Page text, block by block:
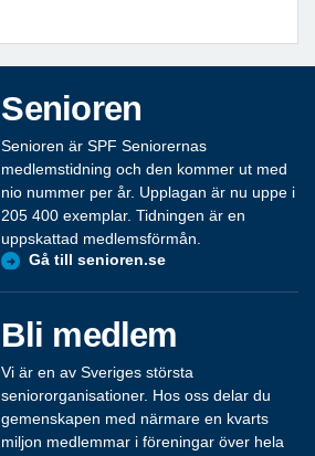
Senioren
Senioren är SPF Seniorernas
medlemstidning och den kommer ut med
nio nummer per år. Upplagan är nu uppe i
205 400 exemplar. Tidningen är en
uppskattad medlemsförmån.
Gå till senioren.se
Bli medlem
Vi är en av Sveriges största
seniororganisationer. Hos oss delar du
gemenskapen med närmare en kvarts
miljon medlemmar i föreningar över hela